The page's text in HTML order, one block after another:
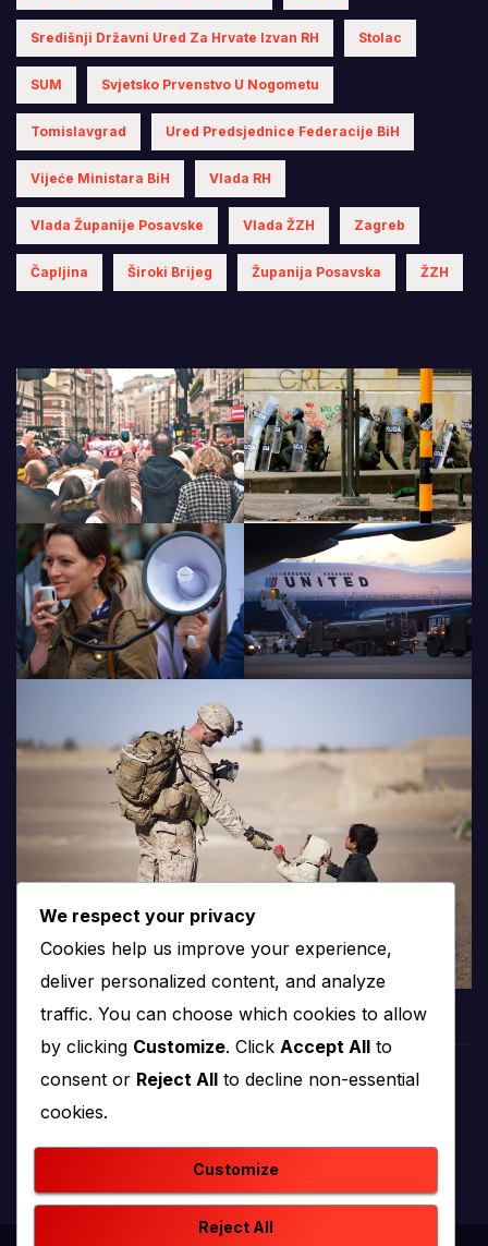
Središnji Državni Ured Za Hrvate Izvan RH Stolac
SUM Svjetsko Prvenstvo U Nogometu
Tomislavgrad Ured Predsjednice Federacije BiH
Vijeće Ministara BiH Vlada RH
Vlada Županije Posavske Vlada ŽZH Zagreb
Čapljina Široki Brijeg Županija Posavska ŽZH
produkcija i emitiranje tv programa
We respect your privacy
Cookies help us improve your experience,
deliver personalized content, and analyze
traffic. You can choose which cookies to allow
by clicking Customize. Click Accept All to
consent or Reject All to decline non-essential
cookies.
Customize
Reject All